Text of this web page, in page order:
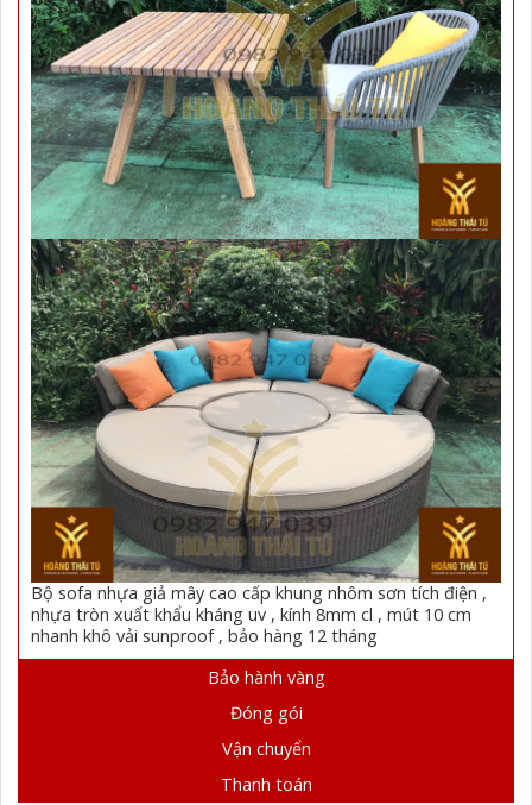
Bộ sofa nhựa giả mây cao cấp khung nhôm sơn tích điện ,
nhựa tròn xuất khẩu kháng uv , kính 8mm cl , mút 10 cm
nhanh khô vải sunproof , bảo hàng 12 tháng
Bảo hành vàng
Đóng gói
Vận chuyển
Thanh toán